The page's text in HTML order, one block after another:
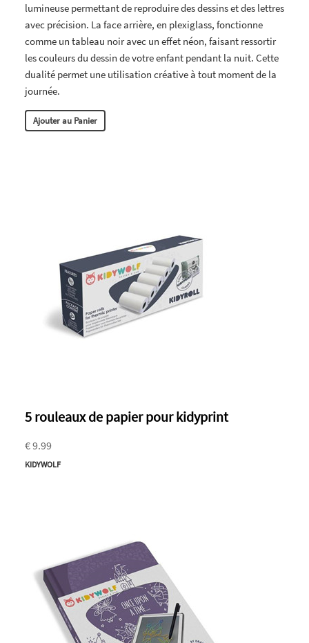
lumineuse permettant de reproduire des dessins et des lettres
avec précision. La face arrière, en plexiglass, fonctionne
comme un tableau noir avec un effet néon, faisant ressortir
les couleurs du dessin de votre enfant pendant la nuit. Cette
dualité permet une utilisation créative à tout moment de la
journée.
Ajouter au Panier
5 rouleaux de papier pour kidyprint
€ 9.99
KIDYWOLF